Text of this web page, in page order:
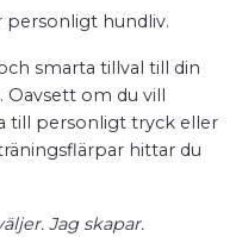
personligt hundliv.
smarta tillval till din
Oavsett om du vill
till personligt tryck eller
hittar du
Jag skapar.